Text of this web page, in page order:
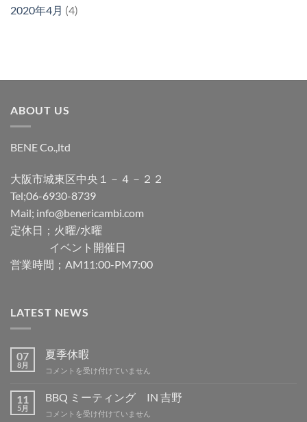
2020年4月 (4)
ABOUT US
BENE Co.,ltd
大阪市城東区中央１－４－２２
Tel;06-6930-8739
Mail; info@benericambi.com
定休日；火曜/水曜
イベント開催日
営業時間；AM11:00-PM7:00
LATEST NEWS
07
8月
夏季休暇
夏
休
は
コメントを受け付けていません
11
5月
BBQ ミーティング IN 吉野
BBQ
コメントを受け付けていません